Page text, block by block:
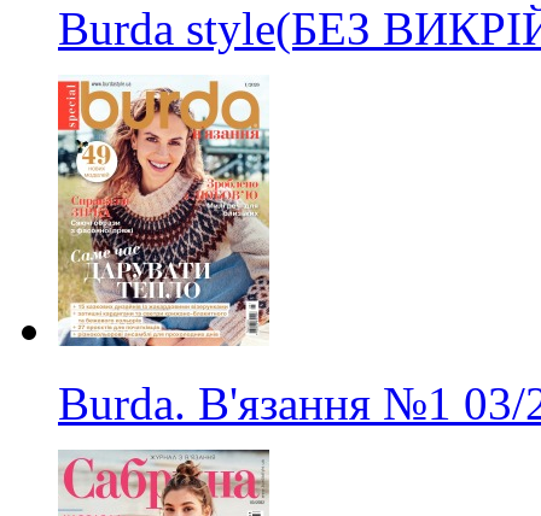
Burda style(БЕЗ
Burda. В'язання №1 03/